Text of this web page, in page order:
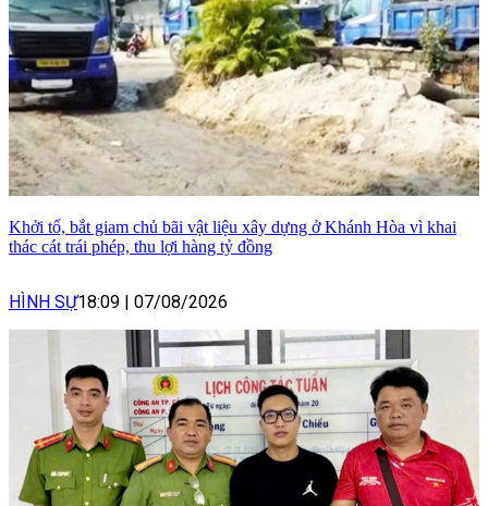
Khởi tố, bắt giam chủ bãi vật liệu xây dựng ở Khánh Hòa vì khai
thác cát trái phép, thu lợi hàng tỷ đồng
HÌNH SỰ18:09 | 07/08/2026